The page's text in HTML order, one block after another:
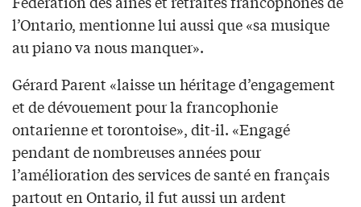
l’Ontario, mentionne lui aussi que «sa musique
au piano va nous manquer».
Gérard Parent «laisse un héritage d’engagement
et de dévouement pour la francophonie
ontarienne et torontoise», dit-il. «Engagé
pendant de nombreuses années pour
l’amélioration des services de santé en français
partout en Ontario, il fut aussi un ardent